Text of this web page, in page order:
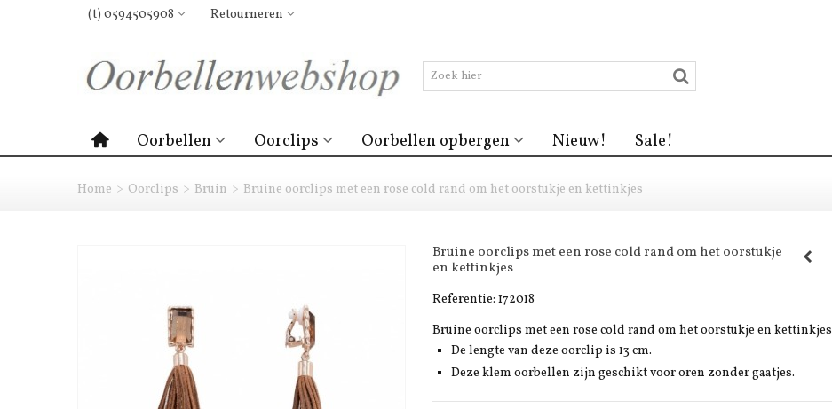
(t) 0594505908 Retourneren
Oorbellen Oorclips Oorbellen opbergen Nieuw! Sale!
Home > Oorclips > Bruin > Bruine oorclips met een rose cold rand om het oorstukje en kettinkjes
Bruine oorclips met een rose cold rand om het oorstukje
en kettinkjes
Referentie: 172018
Bruine oorclips met een rose cold rand om het oorstukje en kettinkjes
De lengte van deze oorclip is 13 cm.
Deze klem oorbellen zijn geschikt voor oren zonder gaatjes.